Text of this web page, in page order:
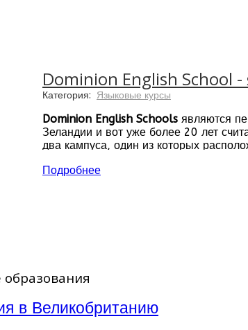
Dominion English School
Категория: Языковые курсы
Dominion English Schools являются
Зеландии и вот уже более 20 лет
два кампуса, один из которых
Подробнее
образования
в Великобританию